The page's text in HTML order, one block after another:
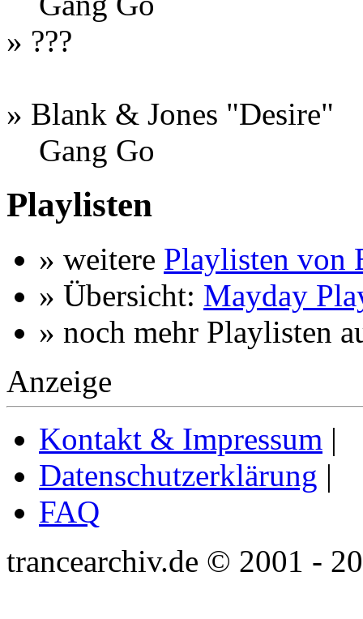
» ???
» Blank & Jones "Desire"
Gang Go
Playlisten
» weitere Playlisten von
» Übersicht: Mayday
» noch mehr Playlisten
Anzeige
Kontakt & Impressum |
Datenschutzerklärung |
FAQ
trancearchiv.de © 2001 -